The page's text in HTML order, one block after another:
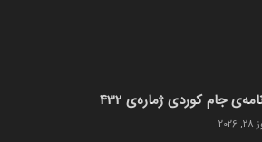
جام کوردی ژمارەی 432